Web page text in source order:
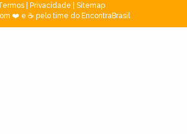
| Privacidade
Sitemap
❤️ e ☕ pelo time do EncontraBrasil